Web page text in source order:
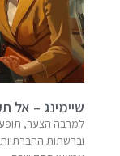
שיימינג – אל
למרבה הצער,
וברשתות